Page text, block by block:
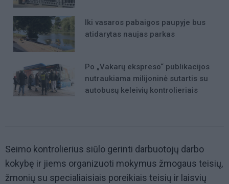
Iki vasaros pabaigos paupyje bus
atidarytas naujas parkas
Po „Vakarų ekspreso“ publikacijos
nutraukiama milijoninė sutartis su
autobusų keleivių kontrolieriais
Seimo kontrolierius siūlo gerinti darbuotojų darbo
kokybę ir jiems organizuoti mokymus žmogaus teisių,
žmonių su specialiaisiais poreikiais teisių ir laisvių